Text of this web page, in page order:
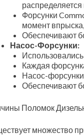
Форсунки
момент
Обеспечивают
Насос-Форсунки:
Каждая
Насос-форсунки
Обеспечивают
Поломок
множество